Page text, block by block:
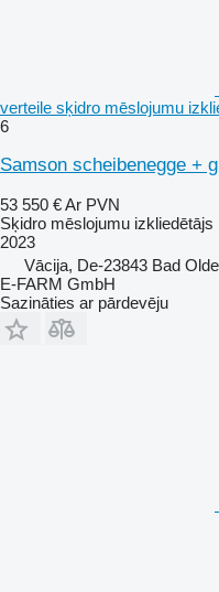
verteile sķidro mēslojumu
6
Samson scheibenegge +
53 550 €Ar PVN
Sķidro mēslojumu izkliedētājs
2023
Vācija, De-23843 Bad
E-FARM GmbH
Sazināties ar pārdevēju